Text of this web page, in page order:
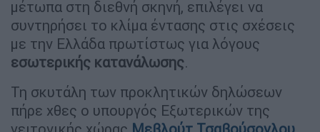
μέτωπα στη διεθνή σκηνή, επιλέγει να
συντηρήσει το κλίμα έντασης στις σχέσεις
με την Ελλάδα πρωτίστως για λόγους
εσωτερικής κατανάλωσης.
Τη σκυτάλη των προκλητικών δηλώσεων
πήρε χθες ο υπουργός Εξωτερικών της